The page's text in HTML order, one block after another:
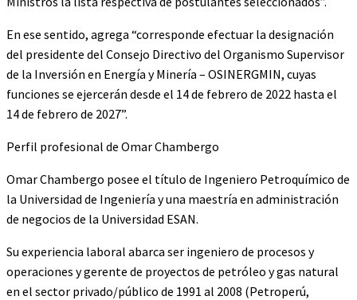
En ese sentido, agrega “corresponde efectuar la designación
del presidente del Consejo Directivo del Organismo Supervisor
de la Inversión en Energía y Minería – OSINERGMIN, cuyas
funciones se ejercerán desde el 14 de febrero de 2022 hasta el
14 de febrero de 2027”.
Perfil profesional de Omar Chambergo
Omar Chambergo posee el título de Ingeniero Petroquímico de
la Universidad de Ingeniería y una maestría en administración
de negocios de la Universidad ESAN.
Su experiencia laboral abarca ser ingeniero de procesos y
operaciones y gerente de proyectos de petróleo y gas natural
en el sector privado/público de 1991 al 2008 (Petroperú,